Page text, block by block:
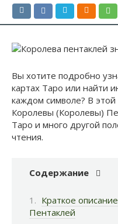
Вы хотите подробно
картах Таро или найти
каждом символе? В
Королевы (Королевы)
Таро и много другой
чтения.
Содержание
Краткое
Пентаклей